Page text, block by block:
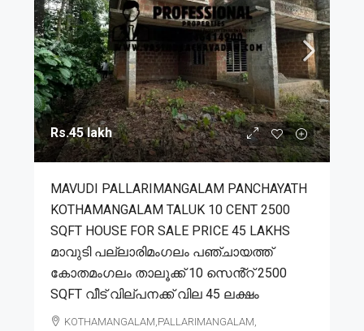
Rs.45 lakh
MAVUDI PALLARIMANGALAM PANCHAYATH
KOTHAMANGALAM TALUK 10 CENT 2500
SQFT HOUSE FOR SALE PRICE 45 LAKHS
മാവുടി പല്ലാരിമംഗലം പഞ്ചായത്ത്
കോതമംഗലം താലൂക്ക് 10 സെൻ്റ് 2500
SQFT വീട് വില്പനക്ക് വില 45 ലക്ഷം
KOTHAMANGALAM,PALLARIMANGALAM,